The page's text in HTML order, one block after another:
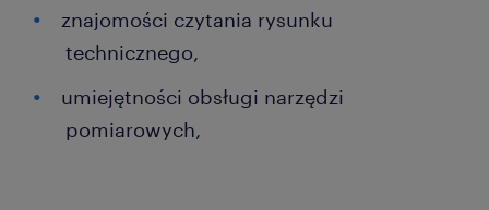
znajomości czytania rysunku
technicznego,
umiejętności obsługi narzędzi
pomiarowych,